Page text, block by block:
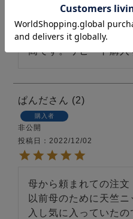
生地がふんわり柔らか
高です。リピート購
ぱんだ 2
購入者
非公開
投稿日
2022/12/02
母から頼まれての注文
以前母のために天竺
入し気に入っていた